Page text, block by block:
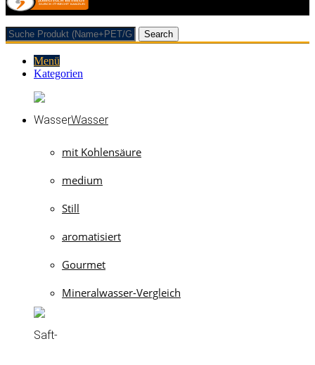
Search
Menü
Kategorien
Wasser
mit Kohlensäure
medium
Still
aromatisiert
Gourmet
Mineralwasser-Vergleich